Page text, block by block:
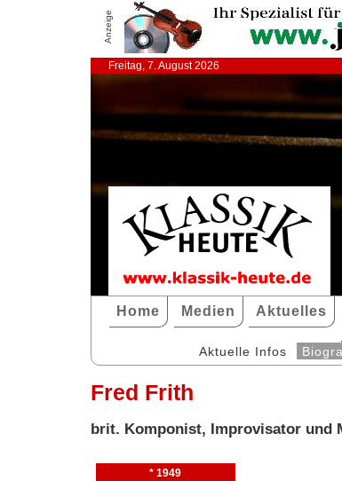
Anzeige
Freitag, 7. August 2026
Home Medien Aktuelles
Aktuelle Infos
Fred Frith
brit. Komponist, Improvisator und
* 1949